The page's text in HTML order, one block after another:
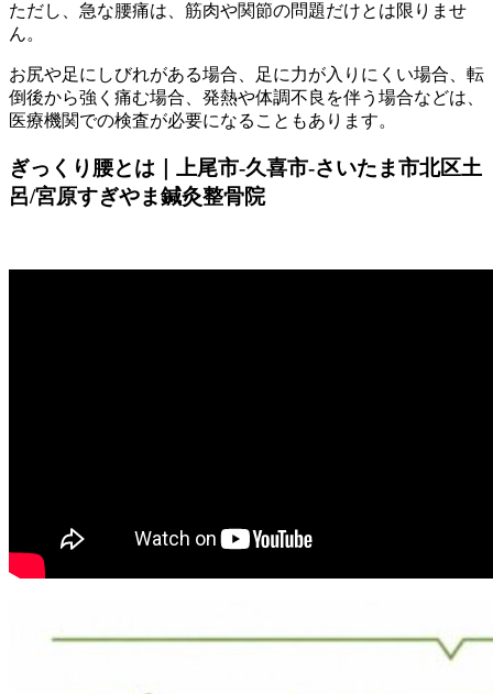
ただし、急な腰痛は、筋肉や関節の問題だけとは限りませ
ん。
お尻や足にしびれがある場合、足に力が入りにくい場合、転
倒後から強く痛む場合、発熱や体調不良を伴う場合などは、
医療機関での検査が必要になることもあります。
ぎっくり腰とは｜上尾市-久喜市-さいたま市北区土
呂/宮原すぎやま鍼灸整骨院